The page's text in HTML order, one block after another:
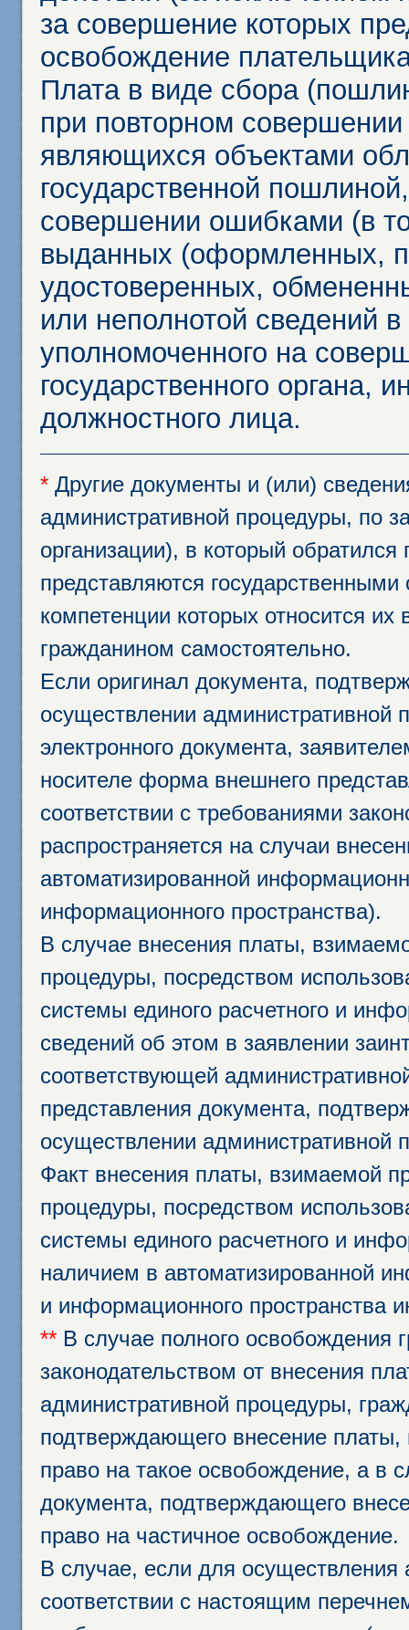
за совершение которых
освобождение
Плата в виде сбора
при повторном
являющихся объектами
государственной
совершении ошибками (в
выданных (оформленных,
удостоверенных,
или неполнотой сведений
уполномоченного на
государственного органа,
должностного лица.
* Другие документы и (или)
административной процедуры, по
организации), в который
представляются
компетенции которых относится
гражданином самостоятельно.
Если оригинал документа,
осуществлении административной
электронного документа,
носителе форма внешнего
соответствии с требованиями
распространяется на случаи
автоматизированной
информационного пространства).
В случае внесения платы,
процедуры, посредством
системы единого расчетного и
сведений об этом в заявлении
соответствующей
представления документа,
осуществлении административной
Факт внесения платы, взимаемой
процедуры, посредством
системы единого расчетного и
наличием в автоматизированной
и информационного пространства
** В случае полного освобождения
законодательством от внесения
административной процедуры,
подтверждающего внесение
право на такое освобождение, а в
документа, подтверждающего
право на частичное освобождение.
В случае, если для осуществления
соответствии с настоящим